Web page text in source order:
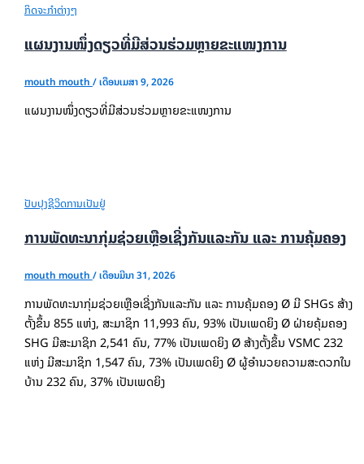
ກິດຈະກຳຕ່າງໆ
ແຜນງານໜຶ່ງດຽວທີ່ມີສ່ວນຮ່ວມຫຼາຍຂະແໜງການ
mouth mouth /ເດືອນເມສາ 9, 2026
ແຜນງານໜຶ່ງດຽວທີ່ມີສ່ວນຮ່ວມຫຼາຍຂະແໜງການ
ປັບປຸງຊີວິດການເປັນຢູ່
ການພັດທະນາກຸ່ມຊ່ວຍເຫຼືອເຊີ່ງກັນແລະກັນ ແລະ ການຄຸ້ມຄອງ
mouth mouth /ເດືອນມີນາ 31, 2026
ການພັດທະນາກຸ່ມຊ່ວຍເຫຼືອເຊີ່ງກັນແລະກັນ ແລະ ການຄຸ້ມຄອງ Ø ມີ SHGs ສ້າງ
ຕັ້ງຂຶ້ນ 855 ແຫ່ງ, ສະມາຊິກ 11,993 ຄົນ, 93% ເປັນເພດຍິງ Ø ຝ່າຍຄຸ້ມຄອງ
SHG ມີສະມາຊິກ 2,541 ຄົນ, 77% ເປັນເພດຍິງ Ø ສ້າງຕັ້ງຂຶ້ນ VSMC 232
ແຫ່ງ ມີສະມາຊິກ 1,547 ຄົນ, 73% ເປັນເພດຍິງ Ø ຜູ້ອຳນວຍຄວາມສະດວກໃນ
ບ້ານ 232 ຄົນ, 37% ເປັນເພດຍິງ